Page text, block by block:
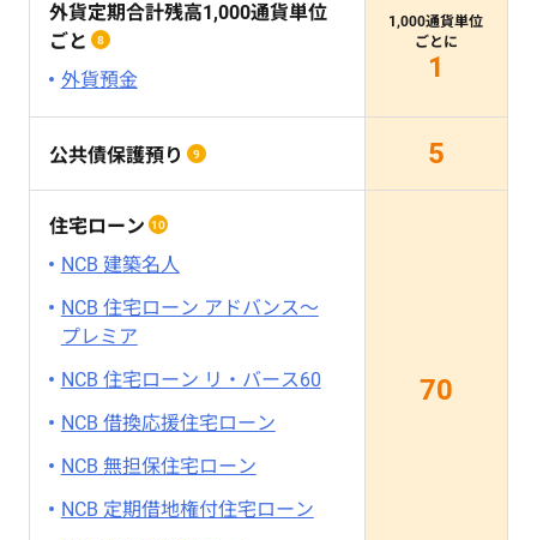
外貨定期合計残高1,000通貨単位
ごと
8
外貨預金
1,000通貨単位
ごとに
1
公共債保護預り 9 5
住宅ローン 10
NCB 建築名人
NCB 住宅ローン アドバンス～
プレミア
NCB 住宅ローン リ・バース60
NCB 借換応援住宅ローン
NCB 無担保住宅ローン
NCB 定期借地権付住宅ローン
70